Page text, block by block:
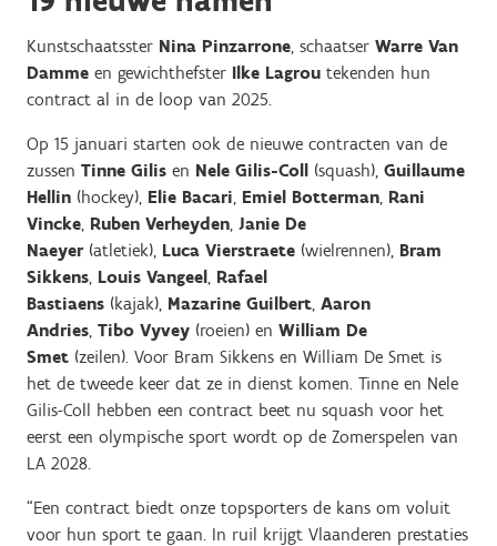
Kunstschaatsster Nina Pinzarrone, schaatser Warre Van
Damme en gewichthefster Ilke Lagrou tekenden hun
contract al in de loop van 2025.
Op 15 januari starten ook de nieuwe contracten van de
zussen Tinne Gilis en Nele Gilis-Coll (squash), Guillaume
Hellin (hockey), Elie Bacari, Emiel Botterman, Rani
Vincke, Ruben Verheyden, Janie De
Naeyer(atletiek), Luca Vierstraete (wielrennen), Bram
Sikkens, Louis Vangeel, Rafael
Bastiaens (kajak), Mazarine Guilbert, Aaron
Andries, Tibo Vyvey (roeien) en William De
Smet (zeilen). Voor Bram Sikkens en William De Smet is
het de tweede keer dat ze in dienst komen. Tinne en Nele
Gilis-Coll hebben een contract beet nu squash voor het
eerst een olympische sport wordt op de Zomerspelen van
LA 2028.
“Een contract biedt onze topsporters de kans om voluit
voor hun sport te gaan. In ruil krijgt Vlaanderen prestaties